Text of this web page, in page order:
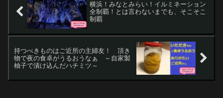
横浜！みなとみらい！イルミネーション
全制覇！とは言わないまでも、そこそこ
制覇
持つべきものはご近所の主婦友！ 頂き
物で夜の食卓がうるおうなぁ ～自家製
柚子で漬け込んだハチミツ～